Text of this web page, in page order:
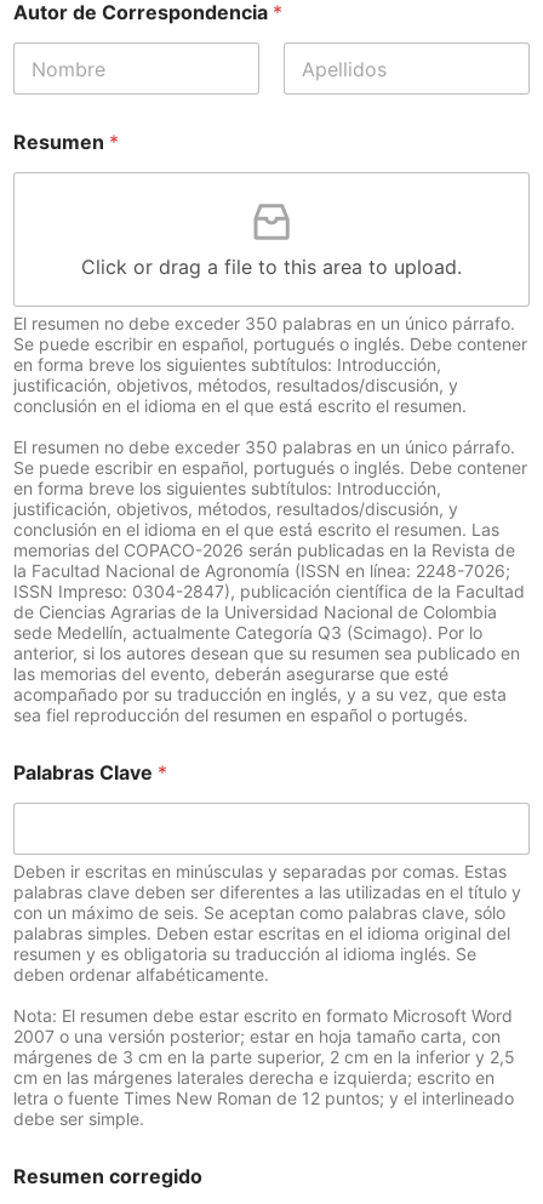
Autor de Correspondencia *
Resumen *
Click or drag a file to this area to upload.
El resumen no debe exceder 350 palabras en un único párrafo.
Se puede escribir en español, portugués o inglés. Debe contener
en forma breve los siguientes subtítulos: Introducción,
justificación, objetivos, métodos, resultados/discusión, y
conclusión en el idioma en el que está escrito el resumen.
El resumen no debe exceder 350 palabras en un único párrafo.
Se puede escribir en español, portugués o inglés. Debe contener
en forma breve los siguientes subtítulos: Introducción,
justificación, objetivos, métodos, resultados/discusión, y
conclusión en el idioma en el que está escrito el resumen. Las
memorias del COPACO-2026 serán publicadas en la Revista de
la Facultad Nacional de Agronomía (ISSN en línea: 2248-7026;
ISSN Impreso: 0304-2847), publicación científica de la Facultad
de Ciencias Agrarias de la Universidad Nacional de Colombia
sede Medellín, actualmente Categoría Q3 (Scimago). Por lo
anterior, si los autores desean que su resumen sea publicado en
las memorias del evento, deberán asegurarse que esté
acompañado por su traducción en inglés, y a su vez, que esta
sea fiel reproducción del resumen en español o portugés.
Palabras Clave *
Deben ir escritas en minúsculas y separadas por comas. Estas
palabras clave deben ser diferentes a las utilizadas en el título y
con un máximo de seis. Se aceptan como palabras clave, sólo
palabras simples. Deben estar escritas en el idioma original del
resumen y es obligatoria su traducción al idioma inglés. Se
deben ordenar alfabéticamente.
Nota: El resumen debe estar escrito en formato Microsoft Word
2007 o una versión posterior; estar en hoja tamaño carta, con
márgenes de 3 cm en la parte superior, 2 cm en la inferior y 2,5
cm en las márgenes laterales derecha e izquierda; escrito en
letra o fuente Times New Roman de 12 puntos; y el interlineado
debe ser simple.
Resumen corregido